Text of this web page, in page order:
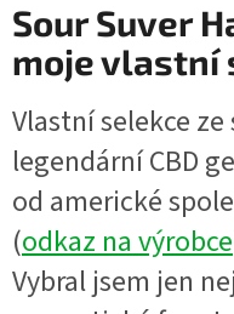
Sour Suver
moje vlastní
Vlastní selekce
legendární CBD
od americké
(odkaz na výrobce
Vybral jsem jen